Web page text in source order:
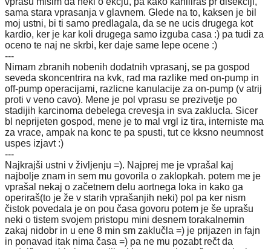
sama stara vprasanja v glavnem. Glede na to, kaksen je bil
moj ustni, bi ti samo predlagala, da se ne ucis drugega kot
kardio, ker je kar koli drugega samo izguba casa :) pa tudi za
oceno te naj ne skrbi, ker daje same lepe ocene :)
---
Nimam zbranih nobenih dodatnih vprasanj, se pa gospod
seveda skoncentrira na kvk, rad ma razlike med on-pump in
off-pump operacijami, razlicne kanulacije za on-pump (v atrij
proti v veno cavo). Mene je pol vprasu se prezivetje po
stadijih karcinoma debelega crevesja in sva zaklucla. Sicer
bl neprijeten gospod, mene je to mal vrgl iz tira, interniste ma
za vrace, ampak na konc te pa spusti, tut ce kksno neumnost
uspes izjavt :)
---
Najkrajši ustni v življenju =). Najprej me je vprašal kaj
najbolje znam in sem mu govorila o zaklopkah. potem me je
vprašal nekaj o začetnem delu aortnega loka in kako ga
operiraš(to je že v starih vprašanjih neki) pol pa ker nism
čistok povedala je on pou časa govoru potem je še uprašu
neki o tistem svojem pristopu mini desnem torakalnemin
zakaj nidobr in u ene 8 min sm zaklučla =) je prijazen in fajn
in ponavad itak nima časa =) pa ne mu pozabt rečt da